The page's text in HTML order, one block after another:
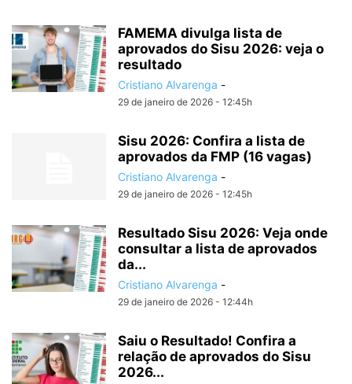
FAMEMA divulga lista de
aprovados do Sisu 2026: veja o
resultado
Cristiano Alvarenga -
29 de janeiro de 2026 - 12:45h
Sisu 2026: Confira a lista de
aprovados da FMP (16 vagas)
Cristiano Alvarenga -
29 de janeiro de 2026 - 12:45h
Resultado Sisu 2026: Veja onde
consultar a lista de aprovados
da...
Cristiano Alvarenga -
29 de janeiro de 2026 - 12:44h
Saiu o Resultado! Confira a
relação de aprovados do Sisu
2026...